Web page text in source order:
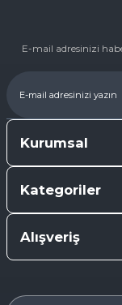
E-mail adresinizi
Kurumsal
Kategoriler
Alışveriş